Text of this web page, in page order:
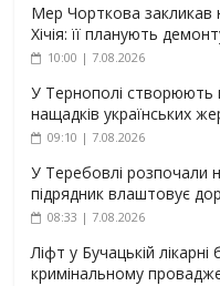
Мер Чорткова закликав
Хічія: її планують
10:00 | 7.08.2026
У Тернополі створюють
нащадків українських
09:10 | 7.08.2026
У Теребовлі розпочали
підрядник влаштовує
08:33 | 7.08.2026
Ліфт у Бучацькій
кримінальному